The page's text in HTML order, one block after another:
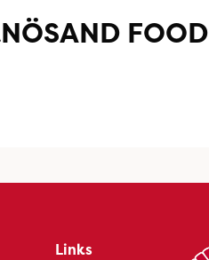
FOOD
Links